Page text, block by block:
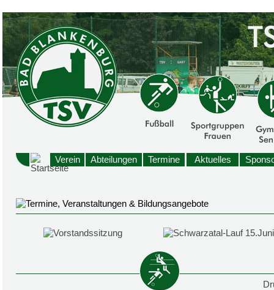
Verein Abteilungen Termine Aktuelles